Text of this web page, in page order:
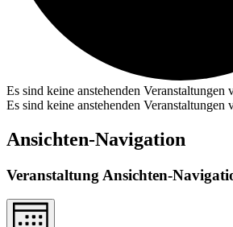
Es sind keine anstehenden Veranstaltungen
Es sind keine anstehenden Veranstaltungen
Ansichten-Navigation
Veranstaltung Ansichten-